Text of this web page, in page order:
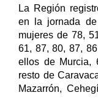
La Región
en la jornada
mujeres de 78,
61, 87, 80, 87,
ellos de Murcia,
resto de
Mazarrón,